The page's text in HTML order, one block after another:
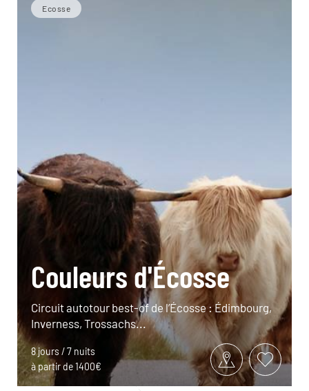
Ecosse
Couleurs d'Écosse
Circuit autotour best-of de l’Écosse : Édimbourg,
Inverness, Trossachs...
8 jours / 7 nuits
à partir de 1400€